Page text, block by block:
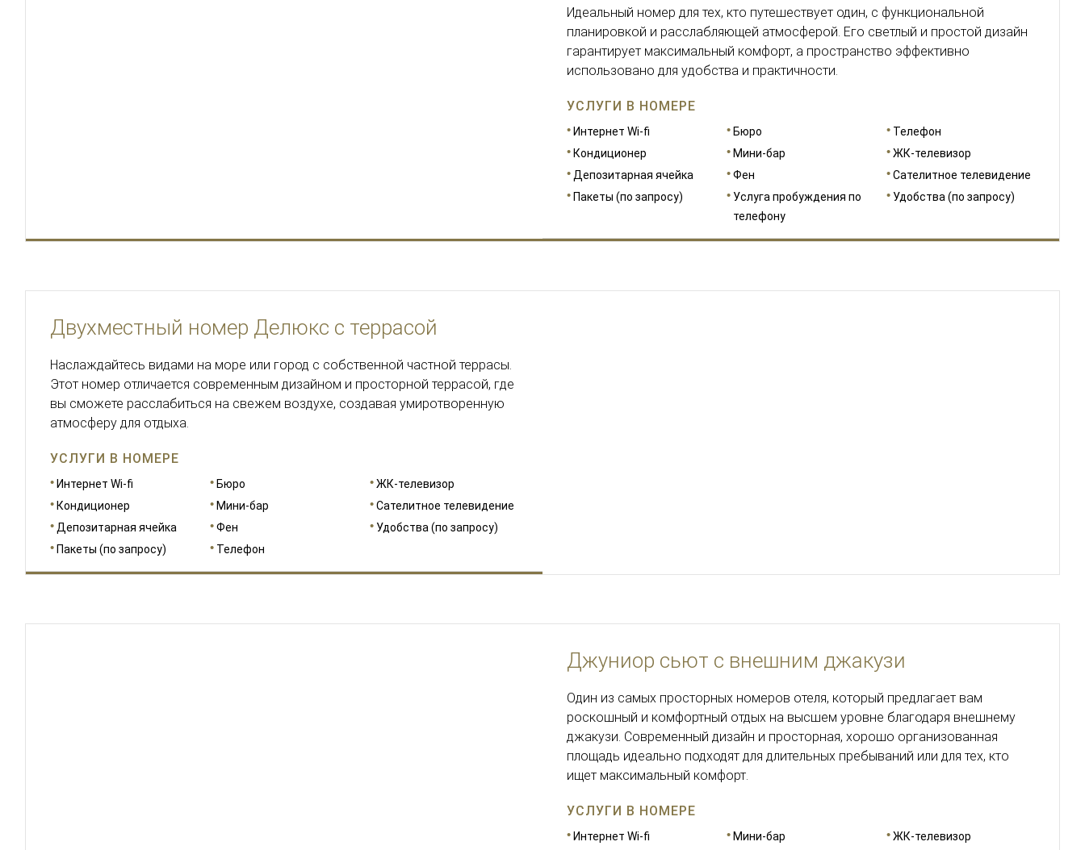
Идеальный номер для тех, кто путешествует один, с функциональной
планировкой и расслабляющей атмосферой. Его светлый и простой дизайн
гарантирует максимальный комфорт, а пространство эффективно
использовано для удобства и практичности.
УСЛУГИ В НОМЕРЕ
Интернет Wi-fi
Кондиционер
Депозитарная ячейка
Пакеты (по запросу)
Бюро
Мини-бар
Фен
Услуга пробуждения по
телефону
Телефон
ЖК-телевизор
Сателитное телевидение
Удобства (по запросу)
Двухместный номер Делюкс с террасой
Наслаждайтесь видами на море или город с собственной частной террасы.
Этот номер отличается современным дизайном и просторной террасой, где
вы сможете расслабиться на свежем воздухе, создавая умиротворенную
атмосферу для отдыха.
УСЛУГИ В НОМЕРЕ
Интернет Wi-fi
Кондиционер
Депозитарная ячейка
Пакеты (по запросу)
Бюро
Мини-бар
Фен
Телефон
ЖК-телевизор
Сателитное телевидение
Удобства (по запросу)
Джуниор сьют с внешним джакузи
Один из самых просторных номеров отеля, который предлагает вам
роскошный и комфортный отдых на высшем уровне благодаря внешнему
джакузи. Современный дизайн и просторная, хорошо организованная
площадь идеально подходят для длительных пребываний или для тех, кто
ищет максимальный комфорт.
УСЛУГИ В НОМЕРЕ
Интернет Wi-fi
Мини-бар
ЖК-телевизор